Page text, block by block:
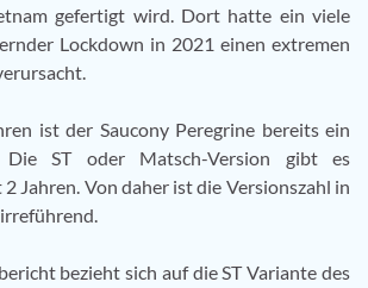
gefertigt wird. Dort hatte ein viele
Lockdown in 2021 einen extremen
ist der Saucony Peregrine bereits ein
Die ST oder Matsch-Version gibt es
Jahren. Von daher ist die Versionszahl in
bezieht sich auf die ST Variante des